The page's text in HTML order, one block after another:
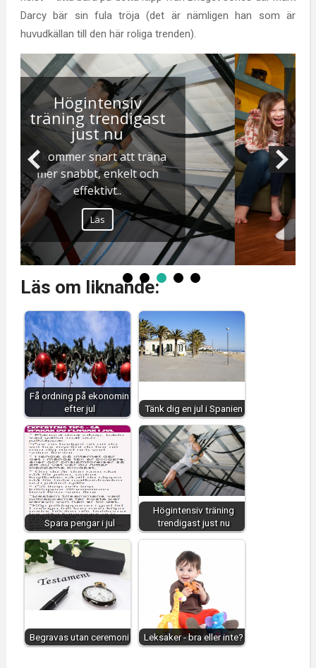
Darcy bär sin fula tröja (det är nämligen han som är
huvudkällan till den här roliga trenden).
Att hantera
"tweens"
”Tweens” – en person
som är mellan barndomen
och tonåren, den vanliga
åldern brukar specificeras
mellan 10-12 år.
Läs
Läs om liknande:
Få ordning på ekonomin
efter jul
Tänk dig en jul i Spanien
Spara pengar i jul
Högintensiv träning
trendigast just nu
Begravas utan ceremoni Leksaker - bra eller inte?